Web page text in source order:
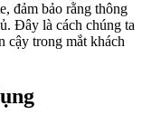
đảm bảo rằng thông
Đây là cách chúng ta
cậy trong mắt khách